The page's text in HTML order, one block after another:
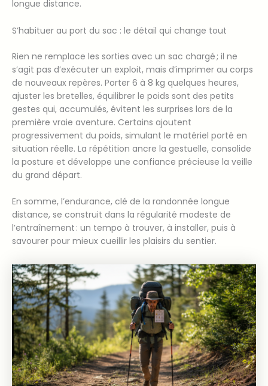
longue distance.
S’habituer au port du sac : le détail qui change tout
Rien ne remplace les sorties avec un sac chargé ; il ne
s’agit pas d’exécuter un exploit, mais d’imprimer au corps
de nouveaux repères. Porter 6 à 8 kg quelques heures,
ajuster les bretelles, équilibrer le poids sont des petits
gestes qui, accumulés, évitent les surprises lors de la
première vraie aventure. Certains ajoutent
progressivement du poids, simulant le matériel porté en
situation réelle. La répétition ancre la gestuelle, consolide
la posture et développe une confiance précieuse la veille
du grand départ.
En somme, l’endurance, clé de la randonnée longue
distance, se construit dans la régularité modeste de
l’entraînement : un tempo à trouver, à installer, puis à
savourer pour mieux cueillir les plaisirs du sentier.